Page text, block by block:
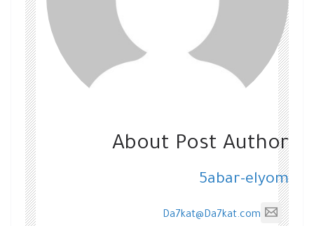
About Post Author
5abar-elyom
Da7kat@Da7kat.com